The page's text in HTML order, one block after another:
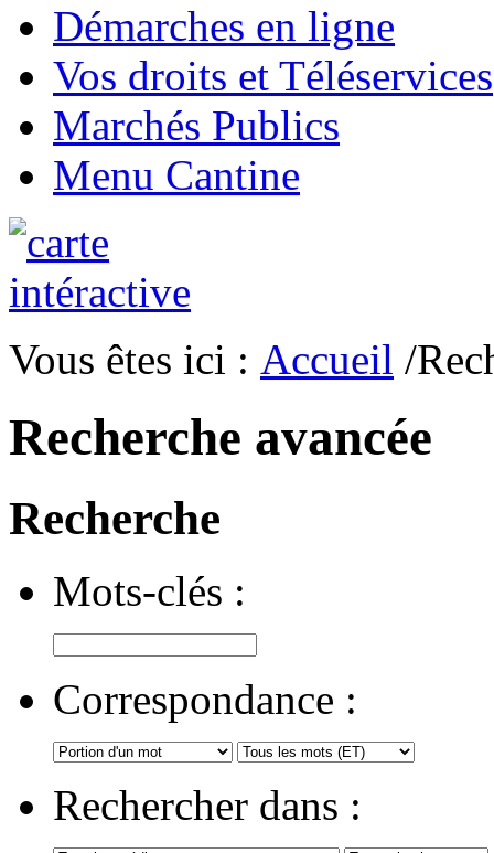
Démarches en ligne
Vos droits et Téléservices
Marchés Publics
Menu Cantine
Vous êtes ici : Accueil /
Recherche avancée
Recherche
Mots-clés :
Correspondance :
Rechercher dans :